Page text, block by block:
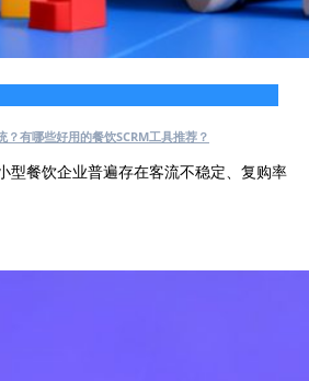
有哪些好用的餐饮SCRM工具推荐？
型餐饮企业普遍存在客流不稳定、复购率